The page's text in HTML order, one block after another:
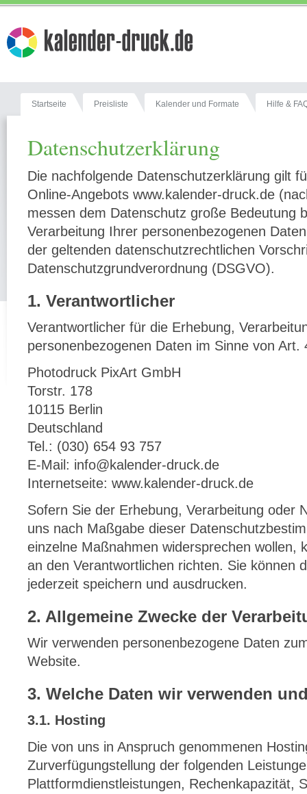
Startseite Preisliste Kalender und Formate Hilfe &
Datenschutzerklärung
Die nachfolgende Datenschutzerklärung gilt
Online-Angebots www.kalender-druck.de
messen dem Datenschutz große Bedeutung
Verarbeitung Ihrer personenbezogenen
der geltenden datenschutzrechtlichen
Datenschutzgrundverordnung (DSGVO).
1. Verantwortlicher
Verantwortlicher für die Erhebung,
personenbezogenen Daten im Sinne von Art.
Photodruck PixArt GmbH
Torstr. 178
10115 Berlin
Deutschland
Tel.: (030) 654 93 757
E-Mail: info@kalender-druck.de
Internetseite: www.kalender-druck.de
Sofern Sie der Erhebung, Verarbeitung oder
uns nach Maßgabe dieser
einzelne Maßnahmen widersprechen wollen,
an den Verantwortlichen richten. Sie können
jederzeit speichern und ausdrucken.
2. Allgemeine Zwecke der
Wir verwenden personenbezogene Daten
Website.
3. Welche Daten wir verwenden
3.1. Hosting
Die von uns in Anspruch genommenen
Zurverfügungstellung der folgenden
Plattformdienstleistungen, Rechenkapazität,